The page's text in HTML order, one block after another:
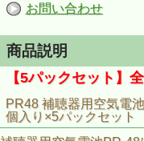
お問い合わせ
商品説明
【5パックセット】
PR48 補聴器用空気電
個入り×5パックセット